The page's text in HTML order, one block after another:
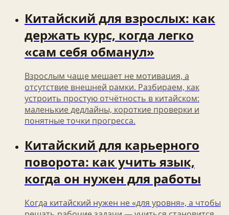
Китайский для взрослых: как
держать курс, когда легко
«сам себя обманул»
Взрослым чаще мешает не мотивация, а
отсутствие внешней рамки. Разбираем, как
устроить простую отчётность в китайском:
маленькие дедлайны, короткие проверки и
понятные точки прогресса.
Китайский для карьерного
поворота: как учить язык,
когда он нужен для работы
Когда китайский нужен не «для уровня», а чтобы